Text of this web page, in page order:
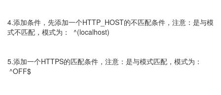
4.添加条件，先添加一个HTTP_HOST的不匹配条件，注意：是与模
式不匹配，模式为：
^(localhost)
5.添加一个HTTPS的匹配条件，注意：是与模式匹配，模式为：
^OFF$